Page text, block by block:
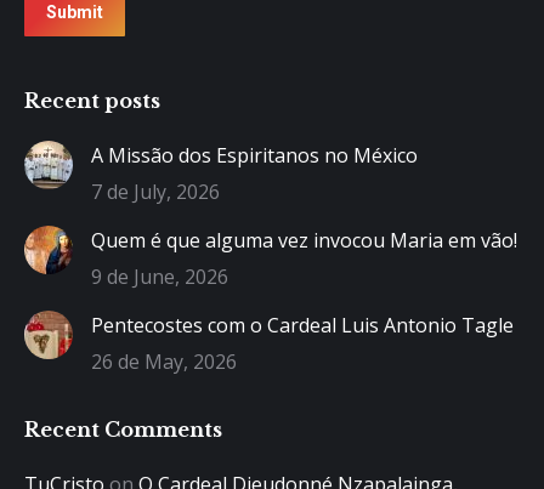
Submit
Recent posts
A Missão dos Espiritanos no México
7 de July, 2026
Quem é que alguma vez invocou Maria em vão!
9 de June, 2026
Pentecostes com o Cardeal Luis Antonio Tagle
26 de May, 2026
Recent Comments
TuCristo on O Cardeal Dieudonné Nzapalainga,